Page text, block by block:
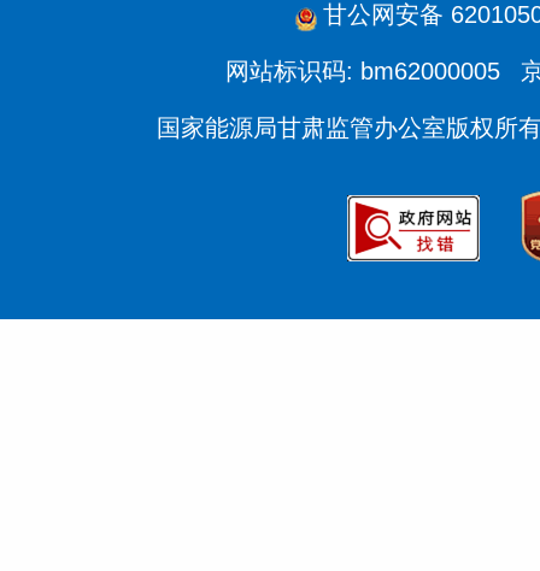
甘公网安备
网站标识码: bm62000005
国家能源局甘肃监管办公室版权所